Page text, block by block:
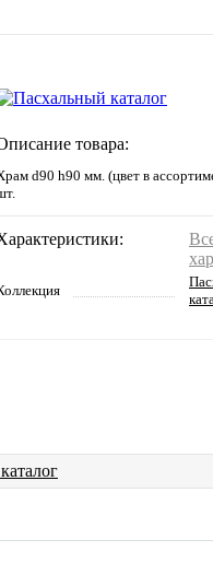
товара:
d90 h90 мм. (цвет в